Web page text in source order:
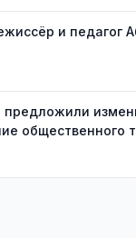
и педагог
предложили
общественного